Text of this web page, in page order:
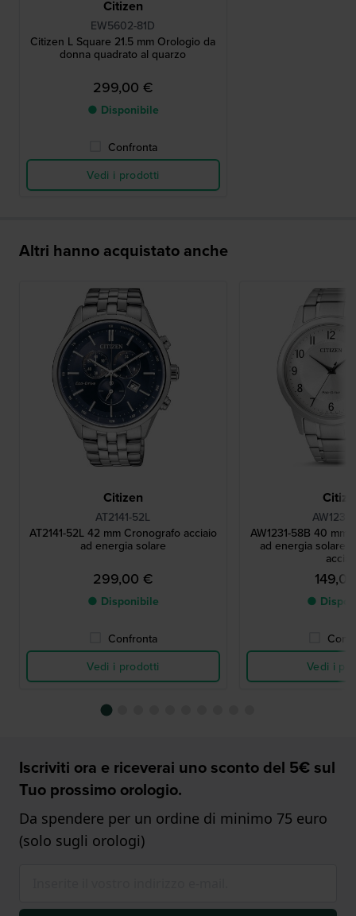
Citizen
EW5602-81D
Citizen L Square 21.5 mm Orologio da
donna quadrato al quarzo
299,00 €
● Disponibile
Confronta
Vedi i prodotti
Altri hanno acquistato anche
Citizen
AT2141-52L
AT2141-52L 42 mm Cronografo acciaio
ad energia solare
299,00 €
● Disponibile
Confronta
Vedi i prodotti
AW1231-58B 40 mm
ad energia solare
●
Vedi i
Iscriviti ora e riceverai uno sconto del 5€ sul
Tuo prossimo orologio.
Da spendere per un ordine di minimo 75 euro
(solo sugli orologi)